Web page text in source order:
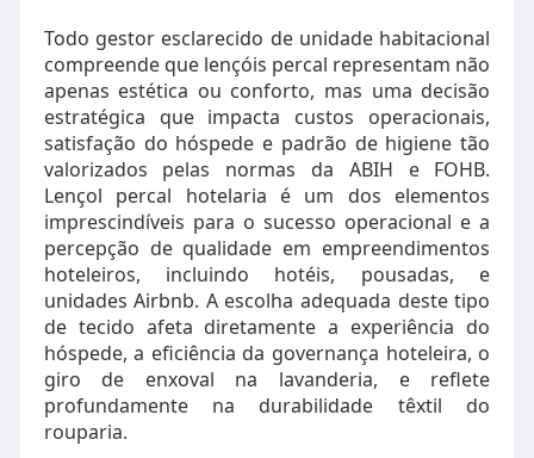
Todo gestor esclarecido de unidade habitacional
compreende que lençóis percal representam não
apenas estética ou conforto, mas uma decisão
estratégica que impacta custos operacionais,
satisfação do hóspede e padrão de higiene tão
valorizados pelas normas da ABIH e FOHB.
Lençol percal hotelaria é um dos elementos
imprescindíveis para o sucesso operacional e a
percepção de qualidade em empreendimentos
hoteleiros, incluindo hotéis, pousadas, e
unidades Airbnb. A escolha adequada deste tipo
de tecido afeta diretamente a experiência do
hóspede, a eficiência da governança hoteleira, o
giro de enxoval na lavanderia, e reflete
profundamente na durabilidade têxtil do
rouparia.